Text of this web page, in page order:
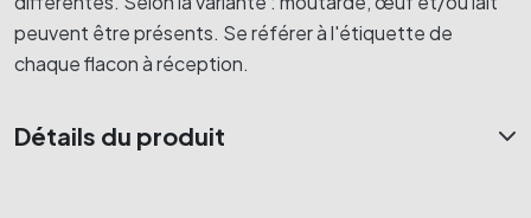
peuvent être présents. Se référer à l'étiquette de
chaque flacon à réception.
Détails du produit